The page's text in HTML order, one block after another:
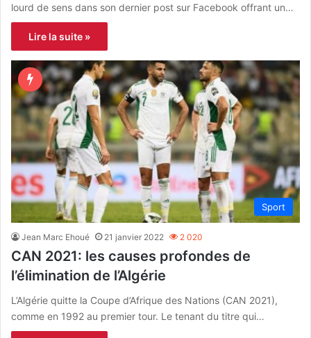
lourd de sens dans son dernier post sur Facebook offrant un…
Lire la suite »
Sport
Jean Marc Ehoué 21 janvier 2022 2 020
CAN 2021: les causes profondes de
l’élimination de l’Algérie
L’Algérie quitte la Coupe d’Afrique des Nations (CAN 2021),
comme en 1992 au premier tour. Le tenant du titre qui…